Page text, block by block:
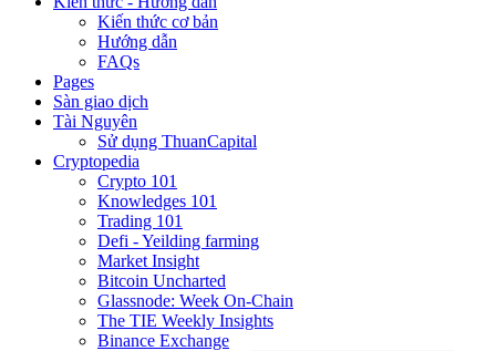
Kiến thức cơ bản
Hướng dẫn
FAQs
Pages
Sàn giao dịch
Tài Nguyên
Sử dụng ThuanCapital
Cryptopedia
Crypto 101
Knowledges 101
Trading 101
Defi - Yeilding farming
Market Insight
Bitcoin Uncharted
Glassnode: Week On-Chain
The TIE Weekly Insights
Binance Exchange